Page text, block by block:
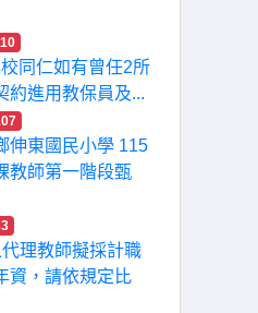
同仁如有曾任2所
約進用教保員及...
伸東國民小學 115
教師第一階段甄
理教師擬採計職
資，請依規定比